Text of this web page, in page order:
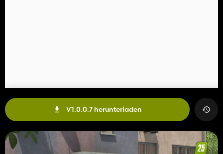
V1.0.0.7 herunterladen